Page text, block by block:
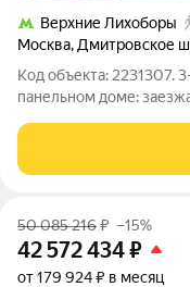
Верхние Лихоборы
Москва, Дмитровское
Код объекта: 2231307.
панельном доме:
площадью 49,5 м, жилая площадь 34,2 м,
Квартира расположена
50 085 216₽ –15%
42 572 434₽
от 179 924 ₽ в месяц